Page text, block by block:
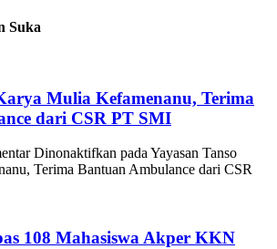
Suka
Mulia Kefamenanu, Terima
dari CSR PT SMI
Dinonaktifkan pada Yayasan Tanso
Terima Bantuan Ambulance dari CSR
108 Mahasiswa Akper KKN